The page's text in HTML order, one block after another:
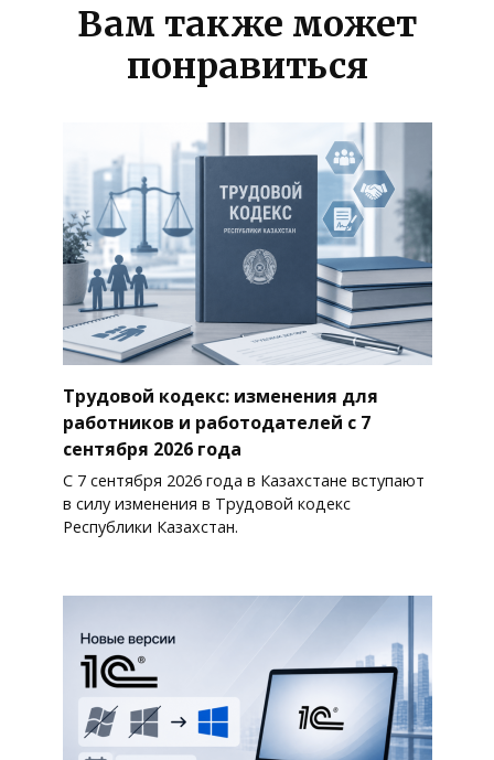
Вам также может
понравиться
Трудовой кодекс: изменения для
работников и работодателей с 7
сентября 2026 года
С 7 сентября 2026 года в Казахстане вступают
в силу изменения в Трудовой кодекс
Республики Казахстан.